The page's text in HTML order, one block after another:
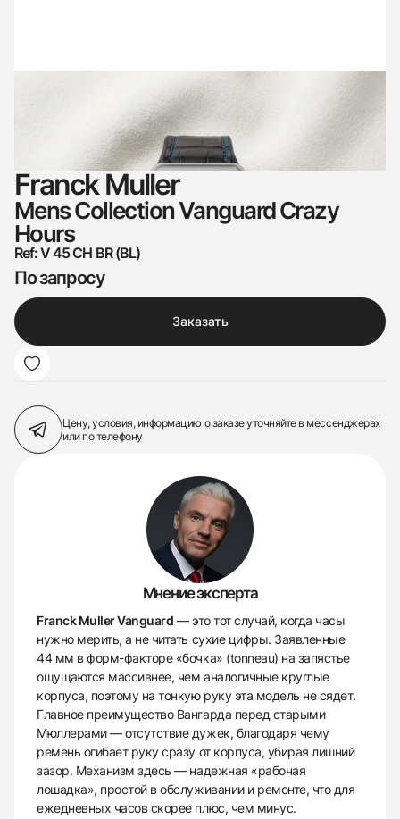
Franck Muller
Mens Collection Vanguard Crazy
Hours
Ref: V 45 CH BR (BL)
По запросу
Заказать
Цену, условия, информацию о заказеуточняйте в мессенджерах
или по телефону
Мнение эксперта
Franck Muller Vanguard — это тот случай, когда часы
нужно мерить, а не читать сухие цифры. Заявленные
44 мм в форм-факторе «бочка» (tonneau) на запястье
ощущаются массивнее, чем аналогичные круглые
корпуса, поэтому на тонкую руку эта модель не сядет.
Главное преимущество Вангарда перед старыми
Мюллерами — отсутствие дужек, благодаря чему
ремень огибает руку сразу от корпуса, убирая лишний
зазор. Механизм здесь — надежная «рабочая
лошадка», простой в обслуживании и ремонте, что для
ежедневных часов скорее плюс, чем минус.